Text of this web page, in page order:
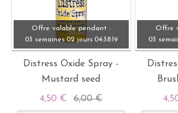
Offre valable pendant :
03 semaines 02 jours 04:38:19
Distress Oxide Spray -
Mustard seed
4,50 € 6,00 €
Offre
03